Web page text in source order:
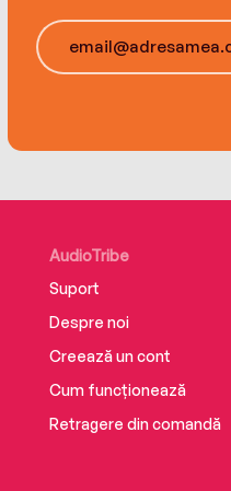
AudioTribe
Suport
Despre noi
Creează un cont
Cum funcționează
Retragere din comandă